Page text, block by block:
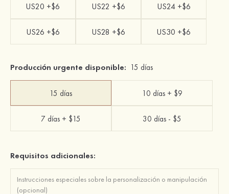
US20 +$6 US22 +$6 US24 +$6
US26 +$6 US28 +$6 US30 +$6
Producción urgente disponible: 15 días
15 días 10 días + $9
7 días + $15 30 días - $5
Requisitos adicionales: